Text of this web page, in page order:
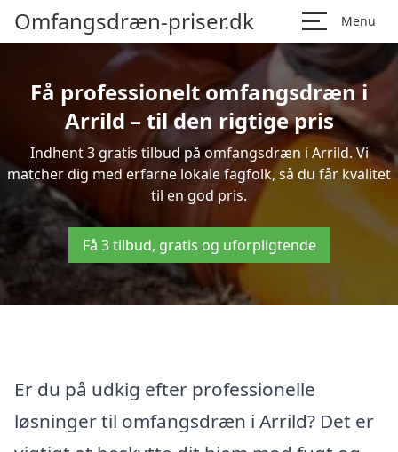
Omfangsdræn-priser.dk Menu
Få professionelt omfangsdræn i
Arrild – til den rigtige pris
Indhent 3 gratis tilbud på omfangsdræn i Arrild. Vi
matcher dig med erfarne lokale fagfolk, så du får kvalitet
til en god pris.
Få 3 tilbud, gratis og uforpligtende
Er du på udkig efter professionelle
løsninger til omfangsdræn i Arrild? Det er